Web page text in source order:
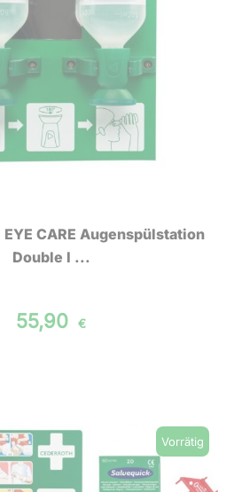
EYE CARE Augenspülstation
Double I ...
55,90 €
Vorrätig